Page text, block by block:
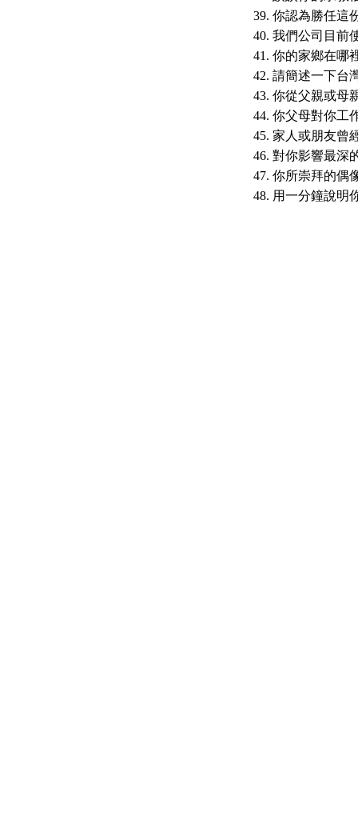
你認為勝任這
我們公司目前
你的家鄉在哪
請簡述一下台
你從父親或母
你父母對你工
家人或朋友曾
對你影響最深
你所崇拜的偶
用一分鐘說明